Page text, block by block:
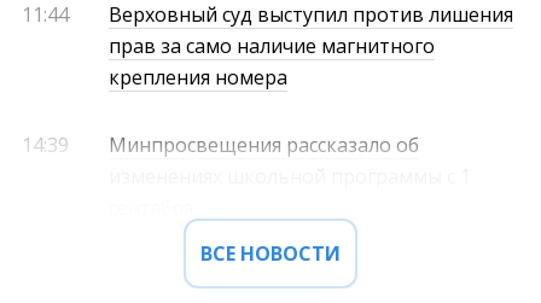
11:44
Верховный суд выступил против лишения
прав за само наличие магнитного
крепления номера
14:39
Минпросвещения рассказало об
ВСЕ НОВОСТИ